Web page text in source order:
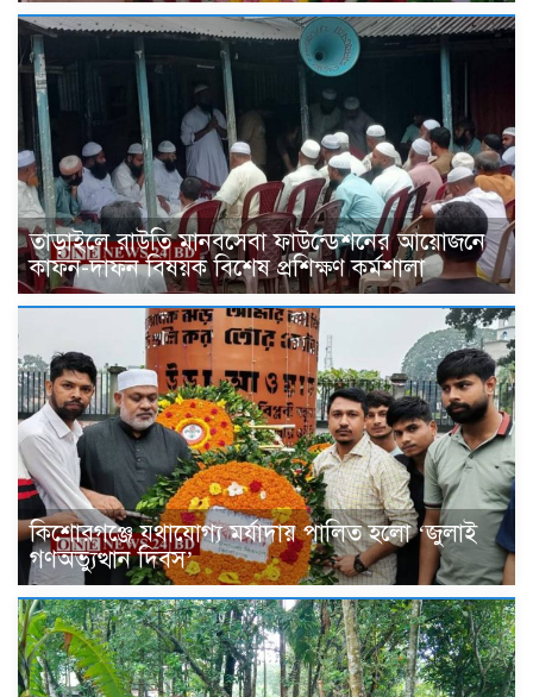
তাড়াইলে রাউতি মানবসেবা ফাউন্ডেশনের আয়োজনে
কাফন-দাফন বিষয়ক বিশেষ প্রশিক্ষণ কর্মশালা
কিশোরগঞ্জে যথাযোগ্য মর্যাদায় পালিত হলো ‘জুলাই
গণঅভ্যুত্থান দিবস’